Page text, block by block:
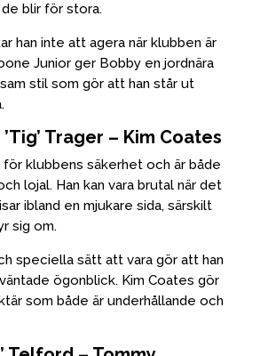
blir för stora.
han inte att agera när klubben är
Junior ger Bobby en jordnära
stil som gör att han står ut
Trager – Kim Coates
för klubbens säkerhet och är både
lojal. Han kan vara brutal när det
ibland en mjukare sida, särskilt
sig om.
speciella sätt att vara gör att han
ögonblick. Kim Coates gör
som både är underhållande och